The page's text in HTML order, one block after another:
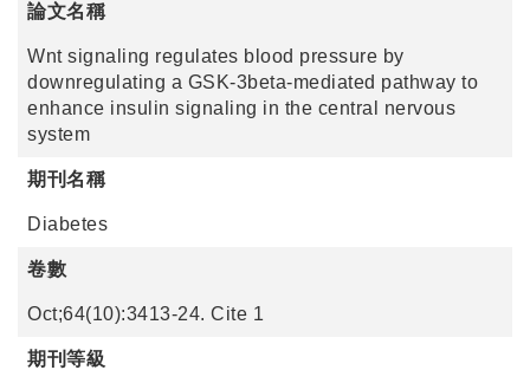
論文名稱
Wnt signaling regulates blood pressure by
downregulating a GSK-3beta-mediated pathway to
enhance insulin signaling in the central nervous
system
期刊名稱
Diabetes
卷數
Oct;64(10):3413-24. Cite 1
期刊等級